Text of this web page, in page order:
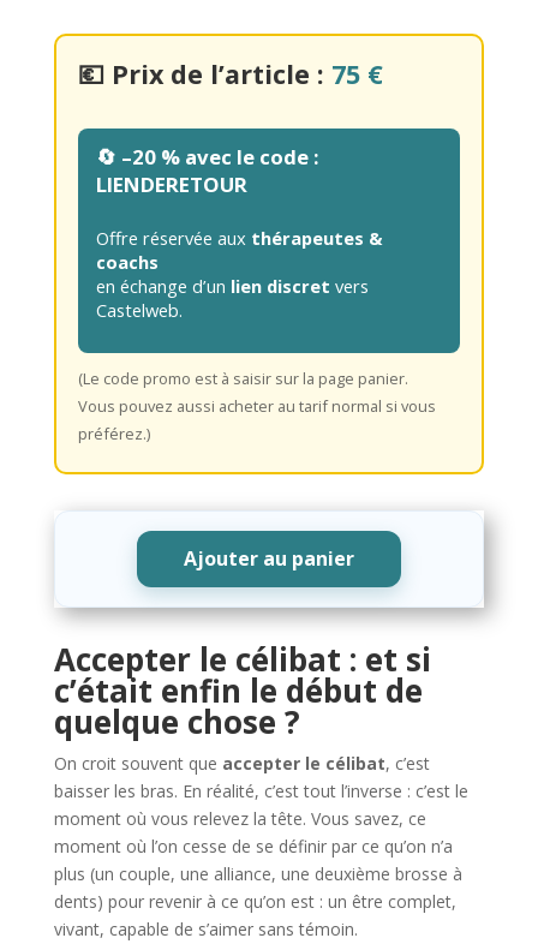
💶 Prix de l’article : 75 €
🔄 –20 % avec le code :
LIENDERETOUR
Offre réservée aux thérapeutes &
coachs
en échange d’un lien discret vers
Castelweb.
(Le code promo est à saisir sur la page panier.
Vous pouvez aussi acheter au tarif normal si vous
préférez.)
Ajouter au panier
Accepter le célibat : et si
c’était enfin le début de
quelque chose ?
On croit souvent que accepter le célibat, c’est
baisser les bras. En réalité, c’est tout l’inverse : c’est le
moment où vous relevez la tête. Vous savez, ce
moment où l’on cesse de se définir par ce qu’on n’a
plus (un couple, une alliance, une deuxième brosse à
dents) pour revenir à ce qu’on est : un être complet,
vivant, capable de s’aimer sans témoin.